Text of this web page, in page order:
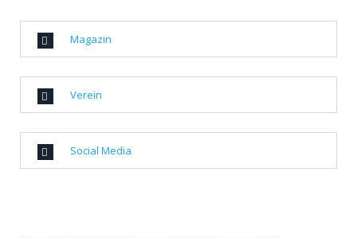
Magazin
Verein
Social Media